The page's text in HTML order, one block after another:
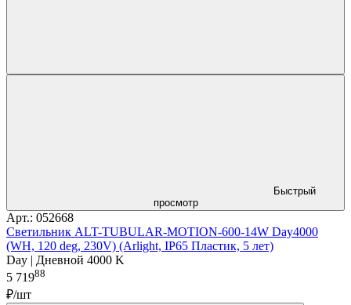
Быстрый
просмотр
Арт.: 052668
Светильник ALT-TUBULAR-MOTION-600-14W Day4000
(WH, 120 deg, 230V) (Arlight, IP65 Пластик, 5 лет)
Day | Дневной 4000 K
5 71988
₽/шт